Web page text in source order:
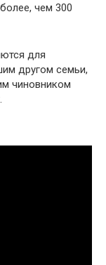
чем 300
для
другом семьи,
чиновником